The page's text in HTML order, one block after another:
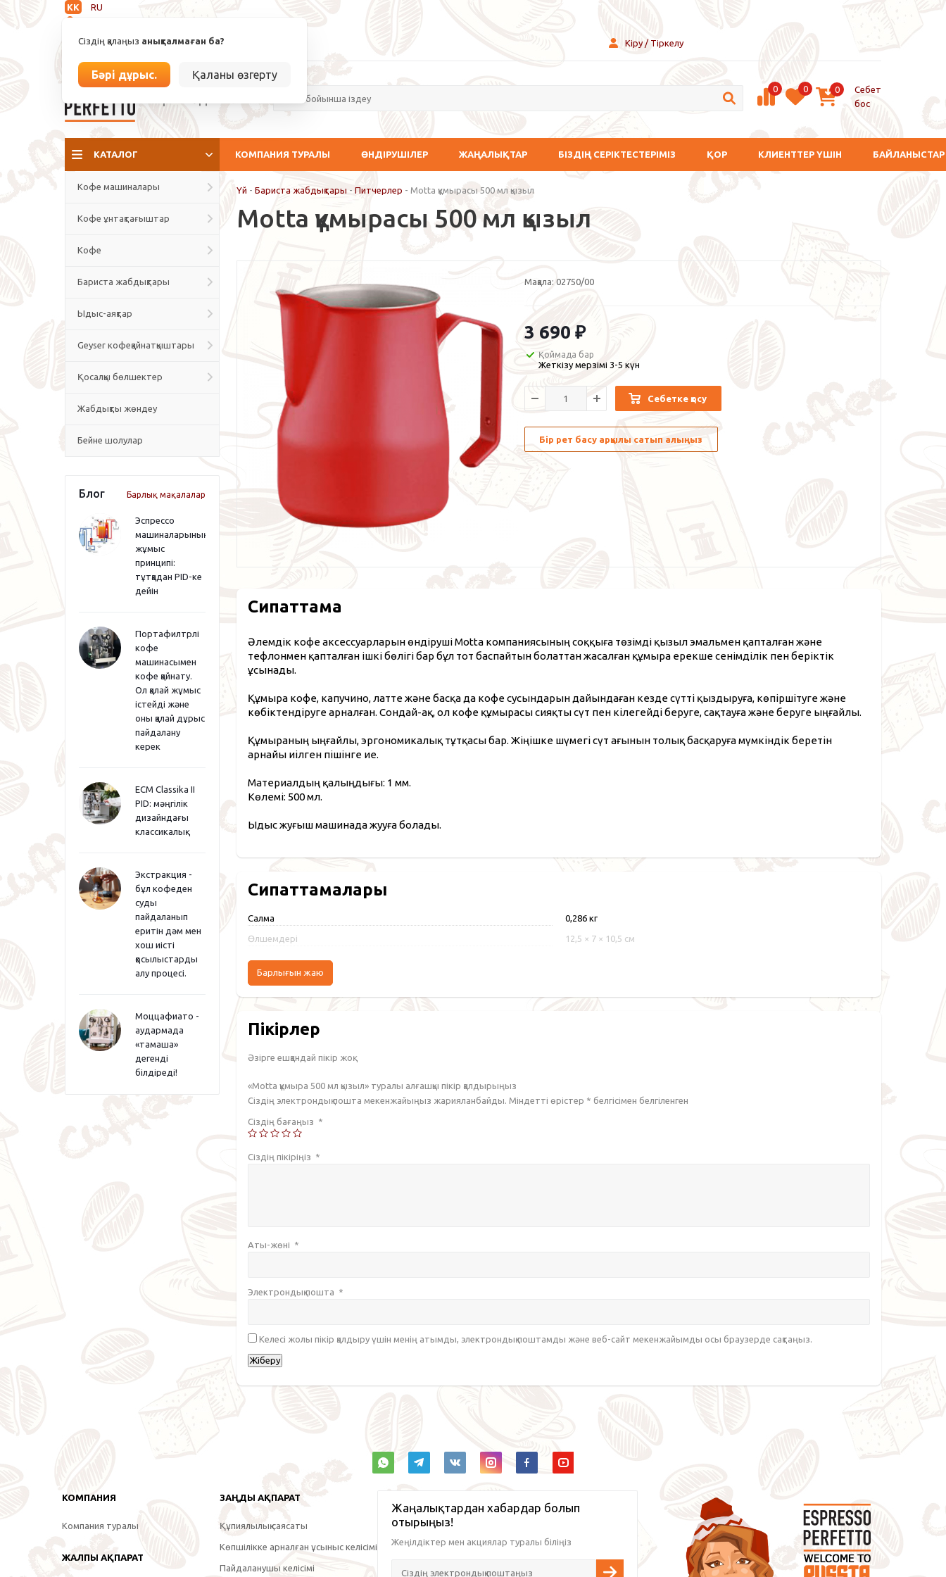
KK
RU
Сіздің қалаңыз анықталмаған ба?
Бәрі дұрыс. Қаланы өзгерту
info@espressoperfetto.kz Кіру / Тіркелу
0 0 0
Себет
бос
КАТАЛОГ КОМПАНИЯ ТУРАЛЫ ӨНДІРУШІЛЕР ЖАҢАЛЫҚТАР БІЗДІҢ СЕРІКТЕСТЕРІМІЗ ҚОР КЛИЕНТТЕР ҮШІН БАЙЛАНЫСТАР
Кофе машиналары
Кофе ұнтақтағыштар
Кофе
Бариста жабдықтары
Ыдыс-аяқтар
Geyser кофеқайнатқыштары
Қосалқы бөлшектер
Жабдықты жөндеу
Бейне шолулар
Блог Барлық мақалалар
Эспрессо
машиналарының
жұмыс
принципі:
тұтқадан PID-ке
дейін
Портафилтрлі
кофе
машинасымен
кофе қайнату.
Ол қалай жұмыс
істейді және
оны қалай дұрыс
пайдалану
керек
ECM Classika II
PID: мәңгілік
дизайндағы
классикалық
Экстракция -
бұл кофеден
суды
пайдаланып
еритін дәм мен
хош иісті
қосылыстарды
алу процесі.
Моццафиато -
аудармада
«тамаша»
дегенді
білдіреді!
Үй - Бариста жабдықтары - Питчерлер - Motta құмырасы 500 мл қызыл
Motta құмырасы 500 мл қызыл
Мақала: 02750/00
3 690 ₽
Қоймада бар
Жеткізу мерзімі 3-5 күн
Себетке қосу
Бір рет басу арқылы сатып алыңыз
Сипаттама
Әлемдік кофе аксессуарларын өндіруші Motta компаниясының соққыға төзімді қызыл эмальмен қапталған және
тефлонмен қапталған ішкі бөлігі бар бұл тот баспайтын болаттан жасалған құмыра ерекше сенімділік пен беріктік
ұсынады.
Құмыра кофе, капучино, латте және басқа да кофе сусындарын дайындаған кезде сүтті қыздыруға, көпіршітуге және
көбіктендіруге арналған. Сондай-ақ, ол кофе құмырасы сияқты сүт пен кілегейді беруге, сақтауға және беруге ыңғайлы.
Құмыраның ыңғайлы, эргономикалық тұтқасы бар. Жіңішке шүмегі сүт ағынын толық басқаруға мүмкіндік беретін
арнайы иілген пішінге ие.
Материалдың қалыңдығы: 1 мм.
Көлемі: 500 мл.
Ыдыс жуғыш машинада жууға болады.
Сипаттамалары
Салмақ 0,286 кг
Өлшемдері 12,5 × 7 × 10,5 см
Барлығын жаю
Пікірлер
Әзірге ешқандай пікір жоқ.
«Motta құмыра 500 мл қызыл» туралы алғашқы пікір қалдырыңыз
Сіздің электрондық пошта мекенжайыңыз жарияланбайды. Міндетті өрістер * белгісімен белгіленген
Сіздің бағаңыз *
Сіздің пікіріңіз *
Аты-жөні *
Электрондық пошта *
Келесі жолы пікір қалдыру үшін менің атымды, электрондық поштамды және веб-сайт мекенжайымды осы браузерде сақтаңыз.
КОМПАНИЯ
Компания туралы
ЖАЛПЫ АҚПАРАТ
ЗАҢДЫ АҚПАРАТ
Құпиялылық саясаты
Көпшілікке арналған ұсыныс келісімі
Пайдаланушы келісімі
Жаңалықтардан хабардар болып
отырыңыз!
Жеңілдіктер мен акциялар туралы біліңіз